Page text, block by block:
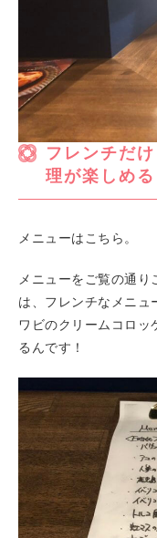
フレンチだ
理が楽しめる
メニューはこちら。
メニューをご覧の通
は、フレンチなメニュ
ワビのクリームコロッ
るんです！